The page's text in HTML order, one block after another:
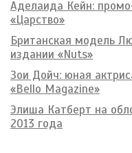
Аделаида Кейн:
«Царство»
Британская модель
издании «Nuts»
Зои Дойч: юная
«Bello Magazine»
Элиша Катберт на
2013 года